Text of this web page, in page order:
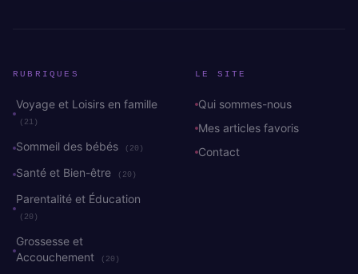
RUBRIQUES
Voyage et Loisirs en famille
(21)
Sommeil des bébés (20)
Santé et Bien-être (20)
Parentalité et Éducation
(20)
Grossesse et
Accouchement
(20)
LE SITE
Qui sommes-nous
Mes articles favoris
Contact